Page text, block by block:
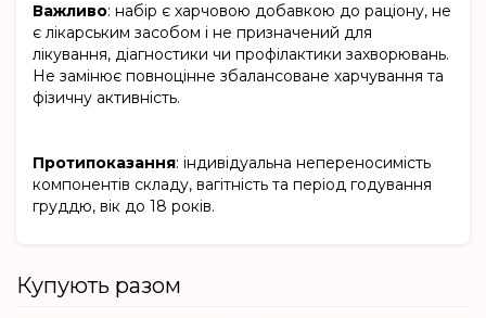
Важливо: набір є харчовою добавкою до раціону, не
є лікарським засобом і не призначений для
лікування, діагностики чи профілактики захворювань.
Не замінює повноцінне збалансоване харчування та
фізичну активність.
Протипоказання: індивідуальна непереносимість
компонентів складу, вагітність та період годування
груддю, вік до 18 років.
Купують разом